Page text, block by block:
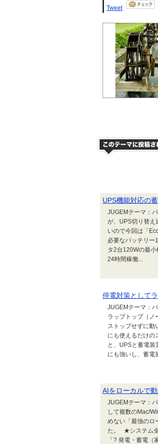
Tweet
UPS機能対応の
JUGEMテーマ：
が、UPS切り替え
いので今回は「
必要なバッテリ
タ2台120Wの最
24時間稼働...
停電対策として
JUGEMテーマ：
ラップトップ（ノ
ストップせずに動
にも使えるだけの
と、UPSと蓄電
にも強いし、蓄電
AIをローカルで
JUGEMテーマ：
して複数のMac/
めない「最強のロ
た。 ★システム全
「? 発電・蓄電